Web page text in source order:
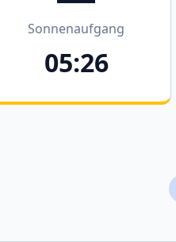
Sonnenaufgang
05:26